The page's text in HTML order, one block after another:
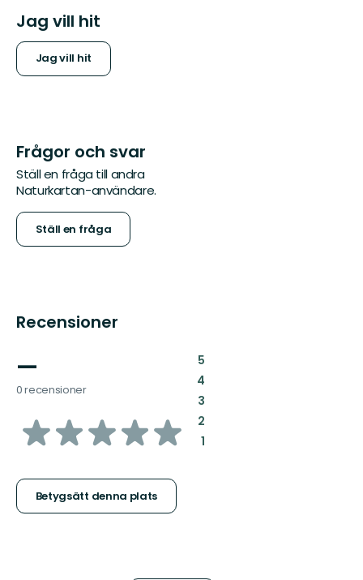
Jag vill hit
Jag vill hit
Frågor och svar
Ställ en fråga till andra
Naturkartan-användare.
Ställ en fråga
Recensioner
—
0 recensioner
av
stjärnor
Betygsätt denna plats
5:
4:
3:
2:
1: